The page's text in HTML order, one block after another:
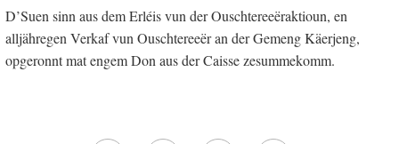
D’Suen sinn aus dem Erléis vun der Ouschtereeëraktioun, en
alljähregen Verkaf vun Ouschtereeër an der Gemeng Käerjeng,
opgeronnt mat engem Don aus der Caisse zesummekomm.